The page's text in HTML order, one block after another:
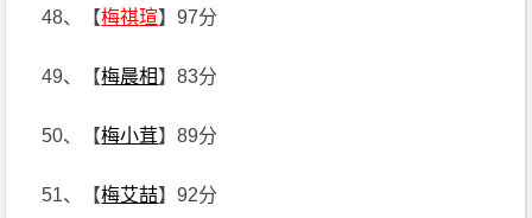
48、【梅祺瑄】97分
49、【梅晨相】83分
50、【梅小茸】89分
51、【梅艾喆】92分